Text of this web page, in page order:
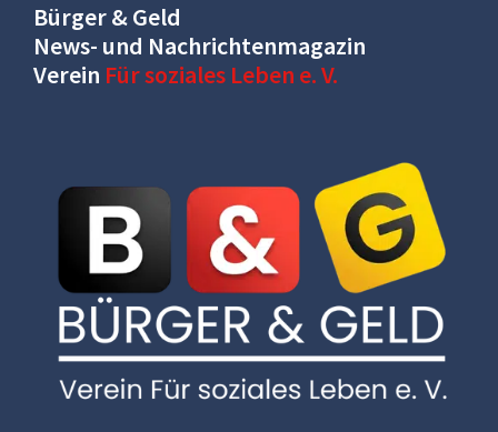
Bürger & Geld
News- und Nachrichtenmagazin
Verein Für soziales Leben e. V.